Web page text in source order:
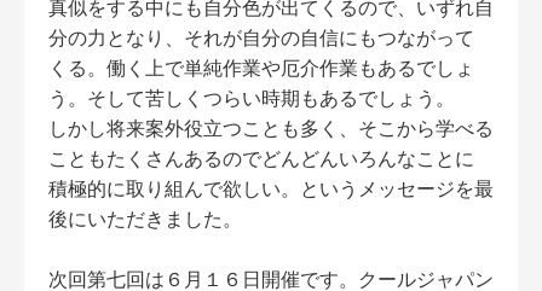
真似をする中にも自分色が出てくるので、いずれ自
分の力となり、それが自分の自信にもつながって
くる。働く上で単純作業や厄介作業もあるでしょ
う。そして苦しくつらい時期もあるでしょう。
しかし将来案外役立つことも多く、そこから学べる
こともたくさんあるのでどんどんいろんなことに
積極的に取り組んで欲しい。というメッセージを最
後にいただきました。
次回第七回は６月１６日開催です。クールジャパン